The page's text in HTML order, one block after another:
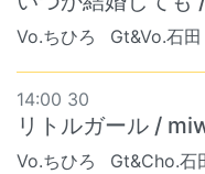
Vo.ちひろ Gt&Vo.石田
14:00 30
リトルガール /
Vo.ちひろ Gt&Cho.石